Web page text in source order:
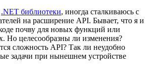
.NET библиотеки, иногда сталкиваюсь с
на расширение API. Бывает, что я и
почву для новых функций или
Но целесообразны ли изменения?
сложность API? Так ли неудобно
задачи при нынешнем устройстве